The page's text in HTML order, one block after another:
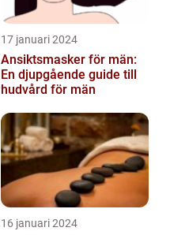
17 januari 2024
Ansiktsmasker för män:
En djupgående guide till
hudvård för män
16 januari 2024